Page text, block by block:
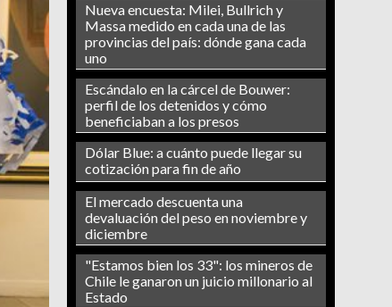
Nueva encuesta: Milei, Bullrich y
Massa medido en cada una de las
provincias del país: dónde gana cada
uno
Escándalo en la cárcel de Bouwer:
perfil de los detenidos y cómo
beneficiaban a los presos
Dólar Blue: a cuánto puede llegar su
cotización para fin de año
El mercado descuenta una
devaluación del peso en noviembre y
diciembre
"Estamos bien los 33": los mineros de
Chile le ganaron un juicio millonario al
Estado